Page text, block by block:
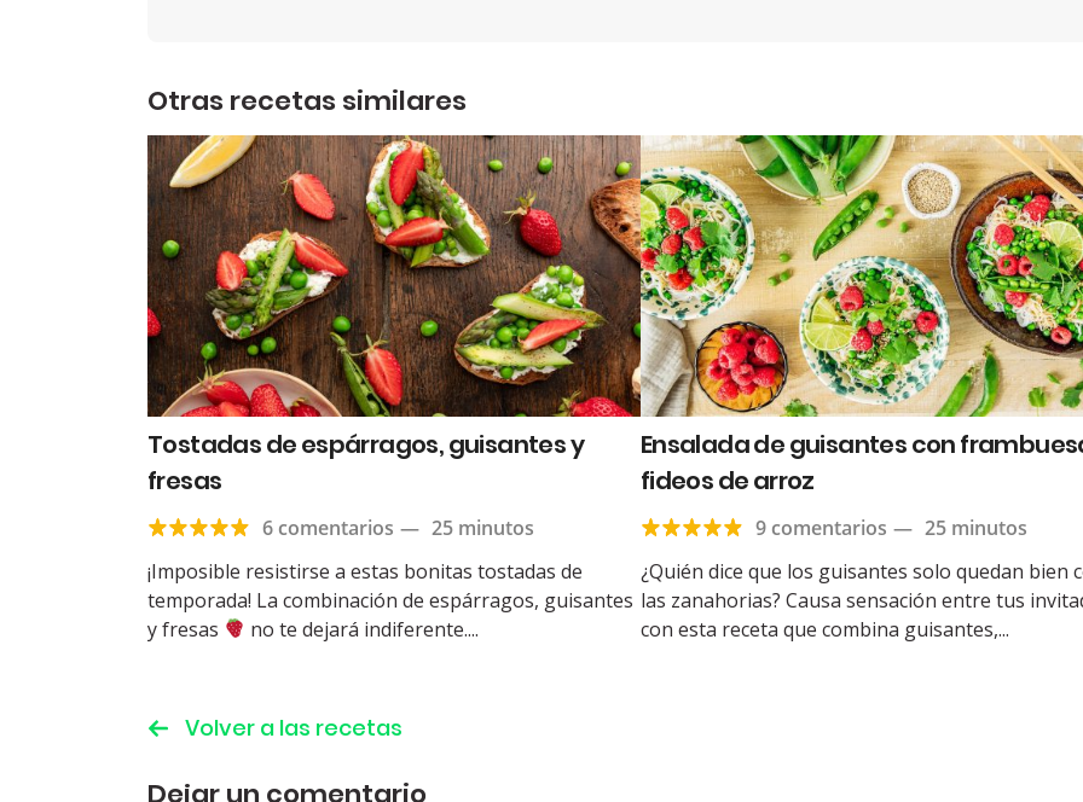
Otras recetas similares
Tostadas de espárragos, guisantes y
fresas
6 comentarios — 25 minutos
¡Imposible resistirse a estas bonitas tostadas de
temporada! La combinación de espárragos, guisantes
y fresas
no te dejará indiferente....
Ensalada de guisantes con
fideos de arroz
9 comentarios — 25 minutos
¿Quién dice que los guisantes solo quedan bien
las zanahorias? Causa sensación entre tus
con esta receta que combina guisantes,...
Volver a las recetas
Dejar un comentario